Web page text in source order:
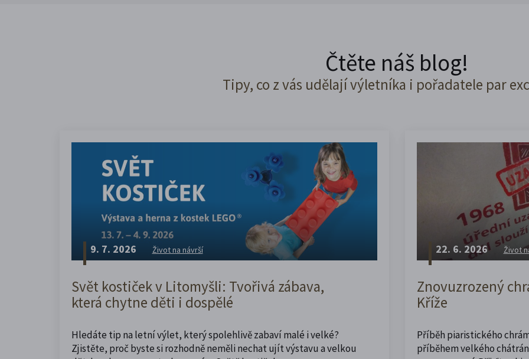
Čtěte náš blog!
Tipy, co z vás udělají výletníka i pořadatele par
9. 7. 2026 Život na návrší
Svět kostiček v Litomyšli: Tvořivá zábava,
která chytne děti i dospělé
Hledáte tip na letní výlet, který spolehlivě zabaví malé i velké?
Zjistěte, proč byste si rozhodně neměli nechat ujít výstavu a velkou
22. 6. 2026 Život
Znovuzrozený
Kříže
Příběh piaristického
příběhem velkého